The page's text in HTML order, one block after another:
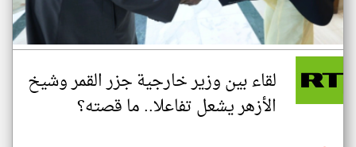
لقاء بين وزير خارجية جزر القمر وشيخ
الأزهر يشعل تفاعلا.. ما قصته؟